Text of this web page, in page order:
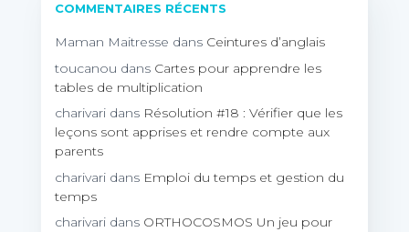
COMMENTAIRES RÉCENTS
Maman Maitresse dans Ceintures d’anglais
toucanou dans Cartes pour apprendre les
tables de multiplication
charivari dans Résolution #18 : Vérifier que les
leçons sont apprises et rendre compte aux
parents
charivari dans Emploi du temps et gestion du
temps
charivari dans ORTHOCOSMOS Un jeu pour